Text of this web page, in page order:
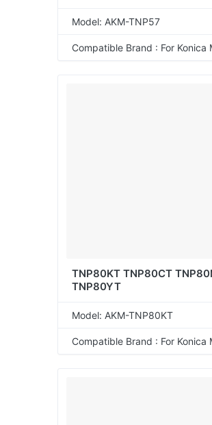
Model: AKM-TNP57
TNP80KT TNP80CT
TNP80YT
Model: AKM-TNP80KT